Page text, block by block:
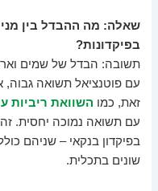
שאלה: מה ההבדל בין
בפיקדונות?
תשובה: הבדל של שמים
עם פוטנציאל תשואה גבוה,
זאת, כמו השוואת ריביות
עם תשואה נמוכה יחסית. זה
בפיקדון בנקאי – שניהם
שונים בתכלית.